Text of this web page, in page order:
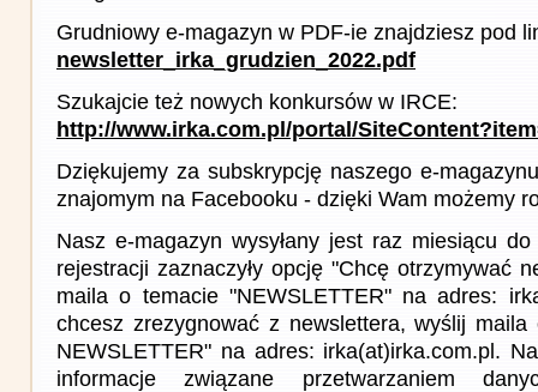
Grudniowy e-magazyn w PDF-ie znajdziesz pod
newsletter_irka_grudzien_2022.pdf
Szukajcie też nowych konkursów w IRCE:
http://www.irka.com.pl/portal/
Dziękujemy za subskrypcję naszego e-
znajomym na Facebooku - dzięki Wam możemy
Nasz e-magazyn wysyłany jest raz miesiącu
rejestracji zaznaczyły opcję "Chcę otrzymywać
maila o temacie "NEWSLETTER" na adres:
chcesz zrezygnować z newslettera, wyślij
NEWSLETTER" na adres: irka(at)irka.com.pl.
informacje związane przetwarzaniem